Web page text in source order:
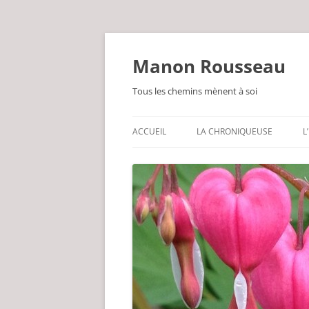
Manon Rousseau
Tous les chemins mènent à soi
ACCUEIL LA CHRONIQUEUSE
LEG DE GRAND-MÈRE
GUÉRISSEUSE PAR NATURE
UN BRIN POÈTE
INLASSABLEMENT JARDINIÈRE